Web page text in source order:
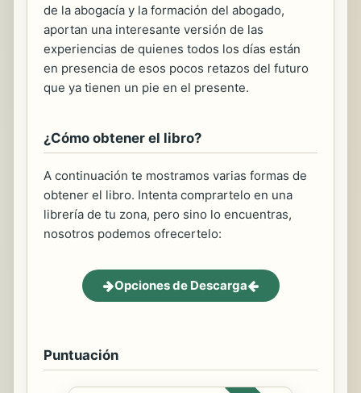
de la abogacía y la formación del abogado,
aportan una interesante versión de las
experiencias de quienes todos los días están
en presencia de esos pocos retazos del futuro
que ya tienen un pie en el presente.
¿Cómo obtener el libro?
A continuación te mostramos varias formas de
obtener el libro. Intenta comprartelo en una
librería de tu zona, pero sino lo encuentras,
nosotros podemos ofrecertelo:
Opciones de Descarga
Puntuación